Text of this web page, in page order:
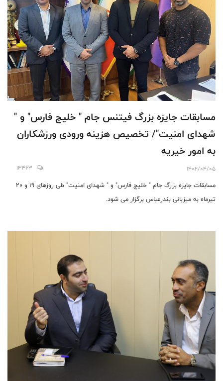
مسابقات جایزه بزرگ فیتنس جام " خلیج فارس" و "
شهدای امنیت"/ تخصیص هزینه ورودی ورزشکاران
به امور خیریه
1402/04/05
13463
مسابقات جایزه بزرگ جام " خلیج فارس" و " شهدای امنیت" طی روزهای 19 و 20
تیرماه به میزبانی بندرعباس برگزار می شود.